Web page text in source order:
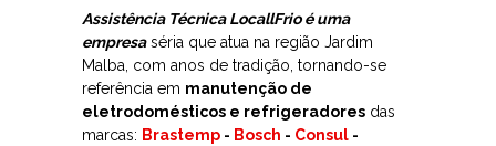
Assistência Técnica LocallFrio é uma
empresaséria que atua na região Jardim
Malba, com anos de tradição, tornando-se
referência em manutenção de
eletrodomésticos e refrigeradores das
marcas: Brastemp - Bosch - Consul -